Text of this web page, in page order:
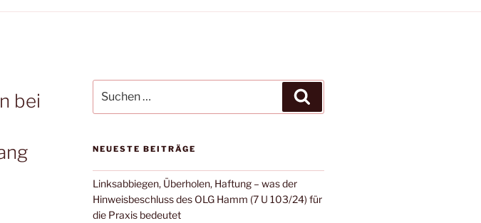
bei
nach:
NEUESTE BEITRÄGE
Linksabbiegen, Überholen, Haftung – was der
Hinweisbeschluss des OLG Hamm (7 U 103/24) für
die Praxis bedeutet